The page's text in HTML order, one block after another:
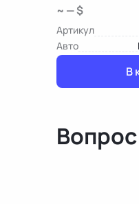
~ — $
Артикул
Авто
В